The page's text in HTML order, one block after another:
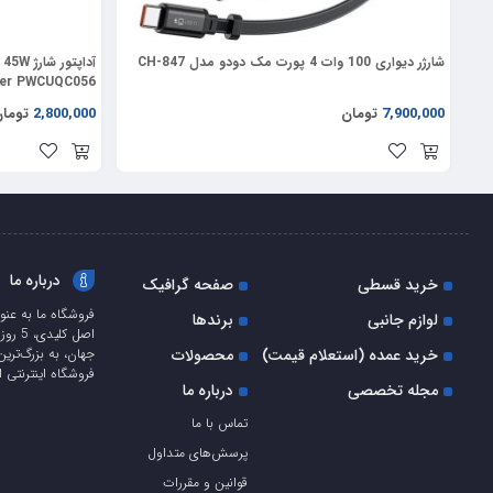
شارژر دیواری 100 وات 4 پورت مک دودو مدل CH-847
7,900,000 تومان
PWCUQC056
2,800,000
خرید قسطی
صفحه گرافیک
لوازم جانبی
برندها
خرید عمده (استعلام قیمت)
محصولات
مجله تخصصی
درباره ما
تماس با ما
پرسش‌های متداول
قوانین و مقررات
درباره ما
فروشگاه ما به
جهان، به
فروشگاه